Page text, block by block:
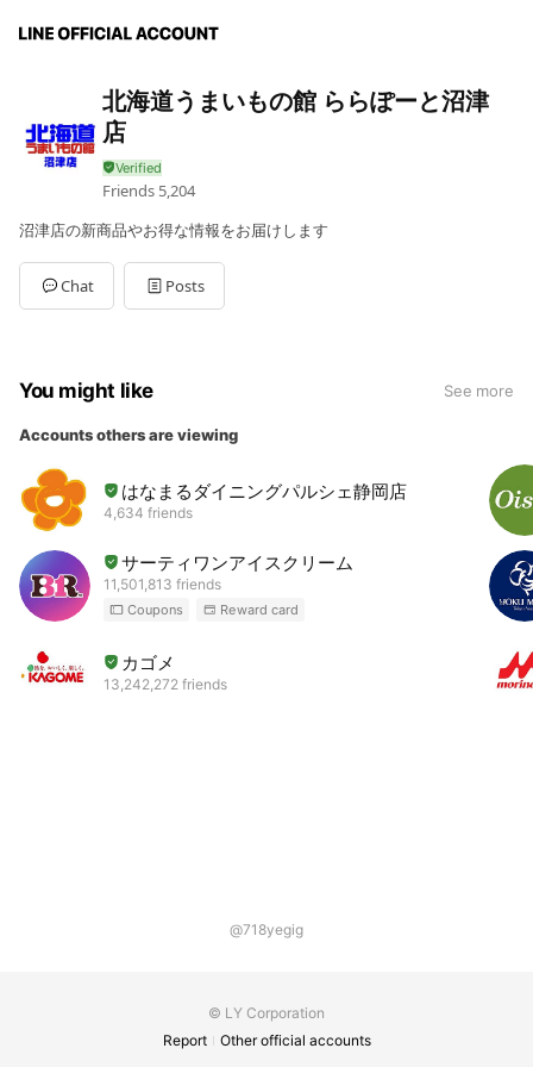
北海道うまいもの館 ららぽーと沼津
店
Friends 5,204
沼津店の新商品やお得な情報をお届けします
Chat Posts
You might like See more
Accounts others are viewing
はなまるダイニングパルシェ静岡店
4,634 friends
サーティワンアイスクリーム
11,501,813 friends
Coupons Reward card
カゴメ
13,242,272 friends
@718yegig
© LY Corporation
Report
Other official accounts